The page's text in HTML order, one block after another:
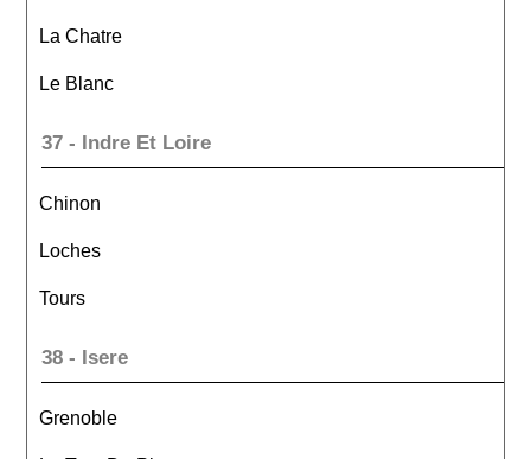
La Chatre
Le Blanc
37 - Indre Et Loire
Chinon
Loches
Tours
38 - Isere
Grenoble